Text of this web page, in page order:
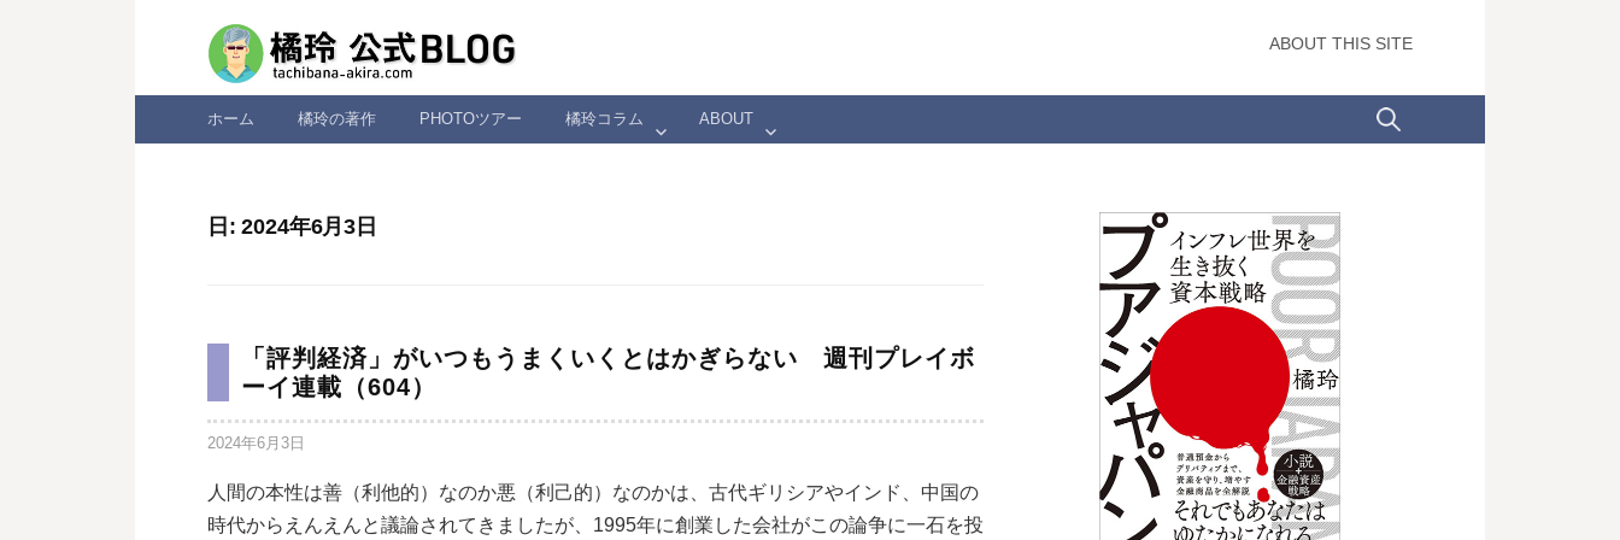
ツ
ABOUT THIS SITE
ホーム 橘玲の著作 PHOTOツアー 橘玲コラム ABOUT 検
日:2024年6月3日
「評判経済」がいつもうまくいくとはかぎらない 週刊プレイボ
ーイ連載（604）
2024年6月3日
人間の本性は善（利他的）なのか悪（利己的）なのかは、古代ギリシアやインド、中国の
時代からえんえんと議論されてきましたが、1995年に創業した会社がこの論争に一石を投